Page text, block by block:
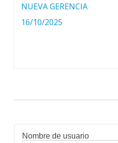
NUEVA GERENCIA
16/10/2025
Nombre de usuario